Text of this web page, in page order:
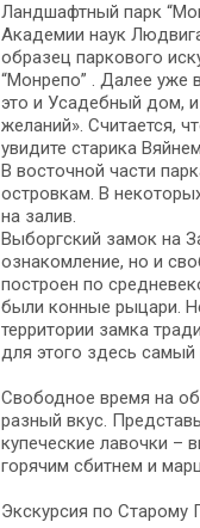
Ландшафтный парк
Академии наук
образец паркового
“Монрепо” . Далее уже
это и Усадебный дом,
желаний». Считается,
увидите старика
В восточной части
островкам. В
на залив.
Выборгский замок на
ознакомление, но и
построен по
были конные рыцари.
территории замка
для этого здесь
Свободное время на
разный вкус.
купеческие лавочки –
горячим сбитнем и
Экскурсия по Старому